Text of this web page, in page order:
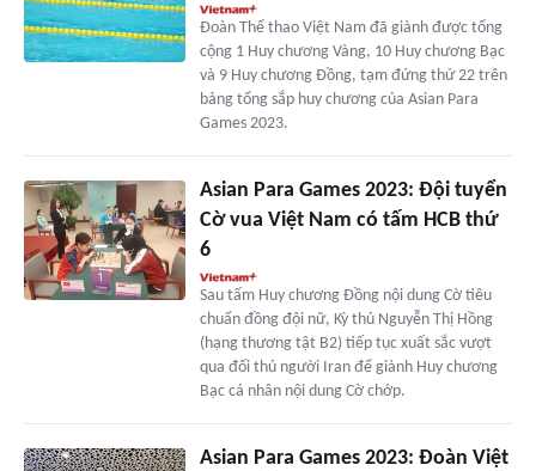
Đoàn Thể thao Việt Nam đã giành được tổng
cộng 1 Huy chương Vàng, 10 Huy chương Bạc
và 9 Huy chương Đồng, tạm đứng thứ 22 trên
bảng tổng sắp huy chương của Asian Para
Games 2023.
Asian Para Games 2023: Đội tuyển
Cờ vua Việt Nam có tấm HCB thứ
6
Sau tấm Huy chương Đồng nội dung Cờ tiêu
chuẩn đồng đội nữ, Kỳ thủ Nguyễn Thị Hồng
(hạng thương tật B2) tiếp tục xuất sắc vượt
qua đối thủ người Iran để giành Huy chương
Bạc cá nhân nội dung Cờ chớp.
Asian Para Games 2023: Đoàn Việt